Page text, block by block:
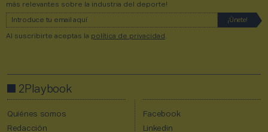
más relevantes sobre la industria del deporte!
Al suscribirte aceptas la política de privacidad
2Playbook
Quiénes somos
Redacción
Facebook
Linkedin